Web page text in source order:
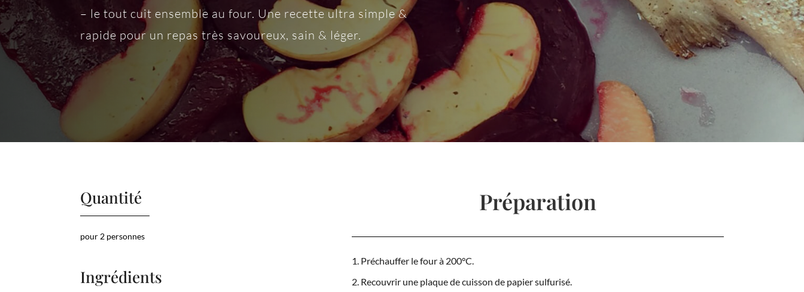
– le tout cuit ensemble au four. Une recette ultra simple &
rapide pour un repas très savoureux, sain & léger.
Quantité
pour 2 personnes
Ingrédients
Préparation
Préchauffer le four à 200°C.
Recouvrir une plaque de cuisson de papier sulfurisé.